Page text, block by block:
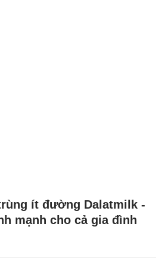
ít đường Dalatmilk -
mạnh cho cả gia đình